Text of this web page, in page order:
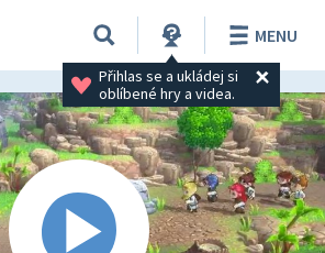
Přihlas se a ukládej si
oblíbené hry a videa.
MENU